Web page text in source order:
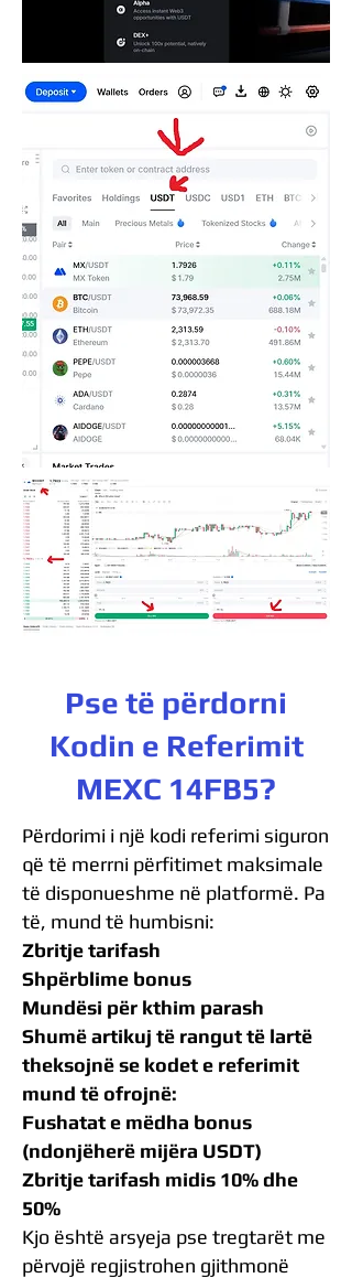
Pse të përdorni
Kodin e Referimit
MEXC 14FB5?
Përdorimi i një kodi referimi siguron
që të merrni përfitimet maksimale
të disponueshme në platformë. Pa
të, mund të humbisni:
Zbritje tarifash
Shpërblime bonus
Mundësi për kthim parash
Shumë artikuj të rangut të lartë
theksojnë se kodet e referimit
mund të ofrojnë:
Fushatat e mëdha bonus
(ndonjëherë mijëra USDT)
Zbritje tarifash midis 10% dhe
50%
Kjo është arsyeja pse tregtarët me
përvojë regjistrohen gjithmonë